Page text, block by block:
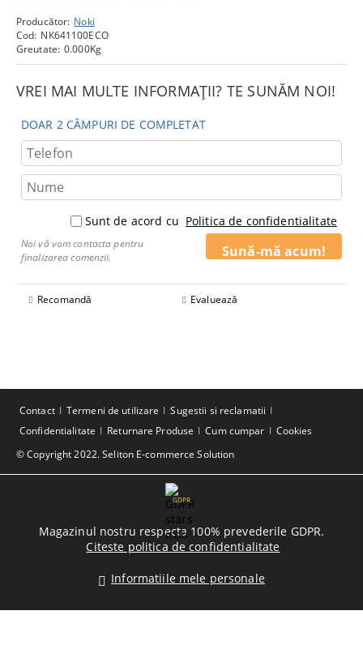
Producător: Noki
Cod: NK641100ECO
Greutate: 0.000Kg
VREI MAI MULTE INFORMAȚII? TE SUNĂM NOI!
DOAR 2 CÂMPURI DE COMPLETAT
Sunt de acord cu Politica de confidentialitate
Noi vă vom contacta pentru
finalizarea comenzii.
Recomandă Evaluează
© Copyright 2022. Seliton E-commerce Solution
Contact Termeni de utilizare
Sugestii si reclamatii
Confidentialitate
Returnare Produse Cum cumpar Cookies
GDPR
Magazinul nostru respecta 100% prevederile GDPR.
Citeste politica de confidentialitate
Informatiile mele personale